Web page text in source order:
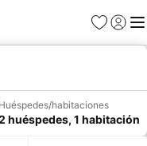
Favoritos
Iniciar
Huéspedes/habitaciones
huéspedes, 1 habitación